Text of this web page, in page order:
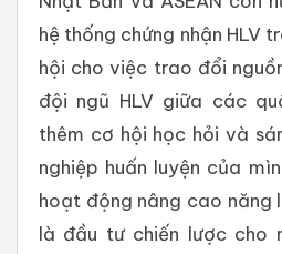
hệ thống chứng nhận HLV
hội cho việc trao đổi
đội ngũ HLV giữa các
thêm cơ hội học hỏi và
nghiệp huấn luyện của
hoạt động nâng cao năng
là đầu tư chiến lược cho